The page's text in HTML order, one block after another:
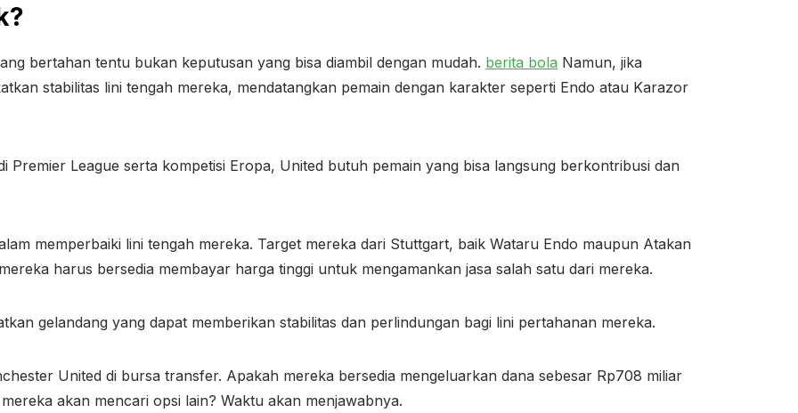
bertahan tentu bukan keputusan yang bisa diambil dengan mudah. berita bola Namun, jika
stabilitas lini tengah mereka, mendatangkan pemain dengan karakter seperti Endo atau Karazor
Premier League serta kompetisi Eropa, United butuh pemain yang bisa langsung berkontribusi dan
memperbaiki lini tengah mereka. Target mereka dari Stuttgart, baik Wataru Endo maupun Atakan
harus bersedia membayar harga tinggi untuk mengamankan jasa salah satu dari mereka.
gelandang yang dapat memberikan stabilitas dan perlindungan bagi lini pertahanan mereka.
United di bursa transfer. Apakah mereka bersedia mengeluarkan dana sebesar Rp708 miliar
akan mencari opsi lain? Waktu akan menjawabnya.